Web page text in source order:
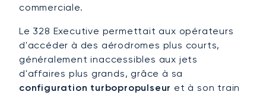
commerciale.
Le 328 Executive permettait aux opérateurs
d'accéder à des aérodromes plus courts,
généralement inaccessibles aux jets
d'affaires plus grands, grâce à sa
configuration turbopropulseur et à son train